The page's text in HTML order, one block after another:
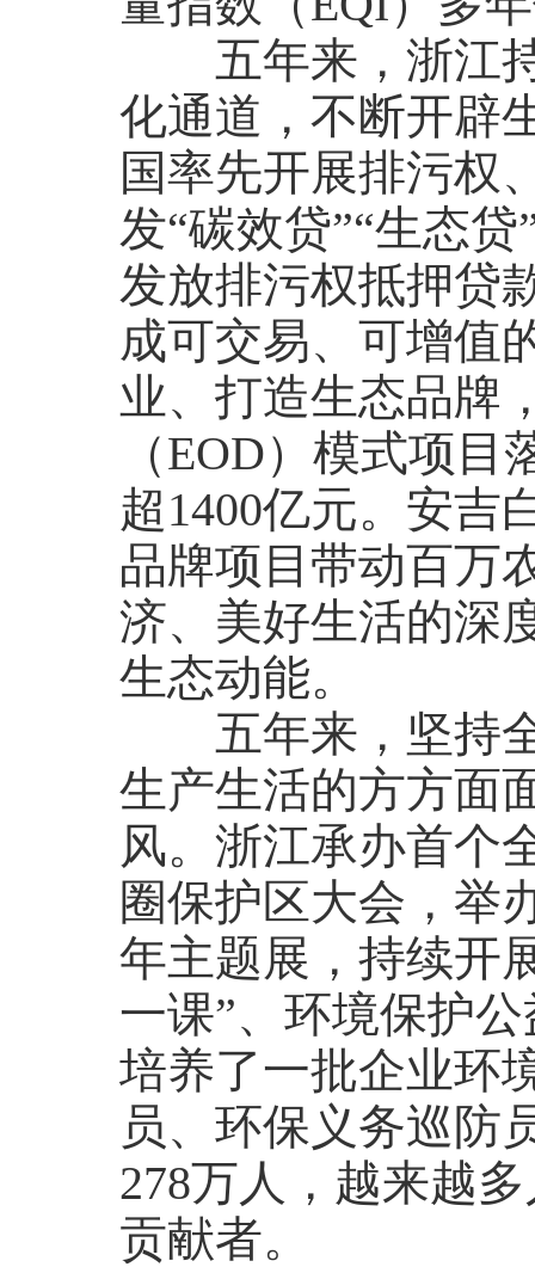
五年来，浙江持
化通道，不断开辟
国率先开展排污权
发“碳效贷”“生态
发放排污权抵押贷
成可交易、可增值
业、打造生态品牌
（EOD）模式项
超1400亿元。安吉
品牌项目带动百万
济、美好生活的深
生态动能。
五年来，坚持全
生产生活的方方面
风。浙江承办首个
圈保护区大会，举
年主题展，持续开
一课”、环境保护
培养了一批企业环
员、环保义务巡防
278万人，越来越
贡献者。